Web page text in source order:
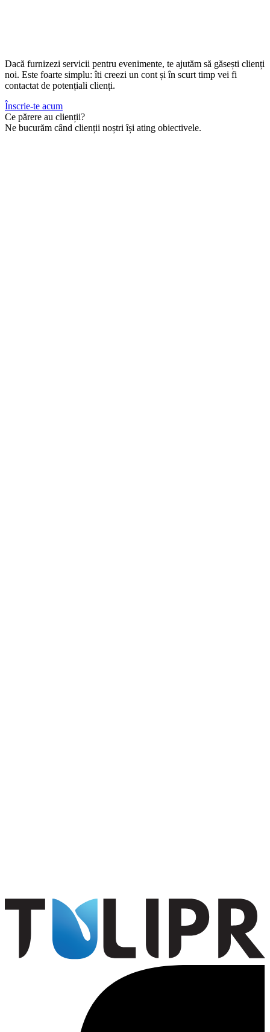
Dacă furnizezi servicii pentru evenimente, te ajutăm să găsești clienți
noi. Este foarte simplu: îti creezi un cont și în scurt timp vei fi
contactat de potențiali clienți.
Înscrie-te acum
Ce părere au clienții?
Ne bucurăm când clienții noștri își ating obiectivele.